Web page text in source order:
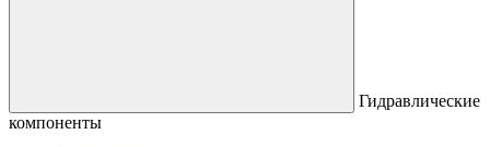
Гидравлические
компоненты